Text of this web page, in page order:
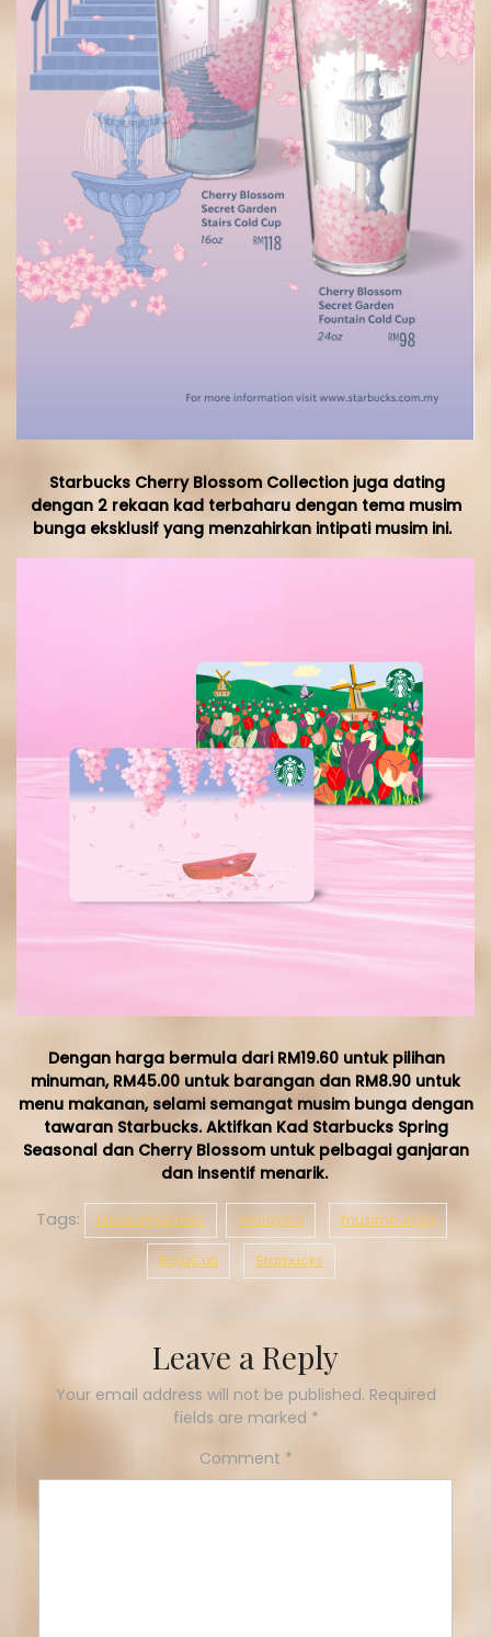
Starbucks Cherry Blossom Collection juga dating
dengan 2 rekaan kad terbaharu dengan tema musim
bunga eksklusif yang menzahirkan intipati musim ini.
Dengan harga bermula dari RM19.60 untuk pilihan
minuman, RM45.00 untuk barangan dan RM8.90 untuk
menu makanan, selami semangat musim bunga dengan
tawaran Starbucks. Aktifkan Kad Starbucks Spring
Seasonal dan Cherry Blossom untuk pelbagai ganjaran
dan insentif menarik.
Tags: blossom&brews malaysia musimbunga
RajaCuti Starbucks
Leave a Reply
Your email address will not be published. Required
fields are marked *
Comment *